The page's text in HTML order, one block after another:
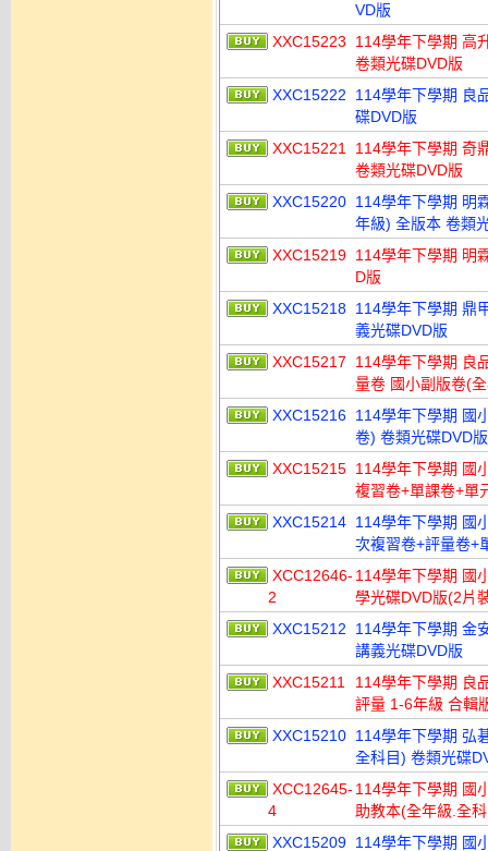
VD版
XXC15223
114學年下學期 高
卷類光碟DVD版
XXC15222
114學年下學期 良
碟DVD版
XXC15221
114學年下學期 奇
卷類光碟DVD版
XXC15220 114學年下學期 明
年級) 全版本 卷類
XXC15219 114學年下學期 明
D版
XXC15218 114學年下學期 鼎
義光碟DVD版
XXC15217
114學年下學期 良
量卷 國小副版卷(
XXC15216 114學年下學期 國
卷) 卷類光碟DVD版
XXC15215 114學年下學期 國
複習卷+單課卷+單
XXC15214 114學年下學期 國
次複習卷+評量卷+
XCC12646-
2
114學年下學期 國
學光碟DVD版(2片
XXC15212
114學年下學期 金
講義光碟DVD版
XXC15211
114學年下學期 良
評量 1-6年級 合輯
XXC15210 114學年下學期 弘
全科目) 卷類光碟
XCC12645-
4
114學年下學期 國
助教本(全年級.全
XXC15209 114學年下學期 國